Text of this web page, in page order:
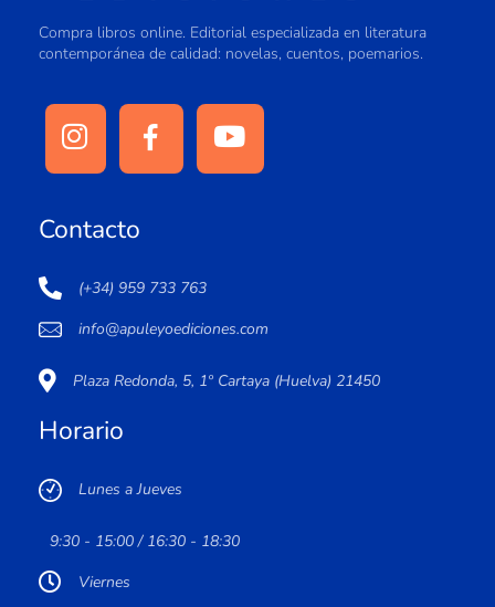
Compra libros online. Editorial especializada en literatura
contemporánea de calidad: novelas, cuentos, poemarios.
Contacto
(+34) 959 733 763
info@apuleyoediciones.com
Plaza Redonda, 5, 1º Cartaya (Huelva) 21450
Horario
Lunes a Jueves
9:30 - 15:00 / 16:30 - 18:30
Viernes